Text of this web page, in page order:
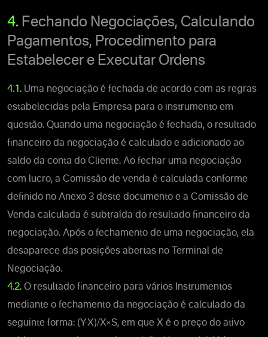
4. Fechando Negociações, Calculando
Pagamentos, Procedimento para
Estabelecer e Executar Ordens
4.1. Uma negociação é fechada de acordo com as regras
estabelecidas pela Empresa para o instrumento em
questão. Quando uma negociação é fechada, o resultado
financeiro da negociação é calculado e adicionado ao
saldo da conta do Cliente. Ao fechar uma negociação
com lucro, a Comissão de venda é calculada conforme
definido no Anexo 3 deste documento e a Comissão de
Venda calculada é subtraída do resultado financeiro da
negociação. Após o fechamento de uma negociação, ela
desaparece das posições abertas no Terminal de
Negociação.
4.2. O resultado financeiro para vários Instrumentos
mediante o fechamento da negociação é calculado da
seguinte forma: (Y-X)/X×S, em que X é o preço do ativo